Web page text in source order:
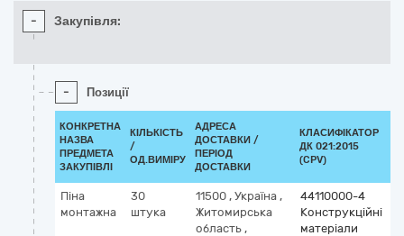
- Закупівля:
- Позиції
КОНКРЕТНА
НАЗВА
ПРЕДМЕТА
ЗАКУПІВЛІ
КІЛЬКІСТЬ
/
ОД.ВИМІРУ
АДРЕСА
ДОСТАВКИ /
ПЕРІОД
ДОСТАВКИ
КЛАСИФІКАТОР
ДК 021:2015
(CPV)
Піна
монтажна
30
штука
11500 , Україна ,
Житомирська
область ,
44110000-4
Конструкційні
матеріали